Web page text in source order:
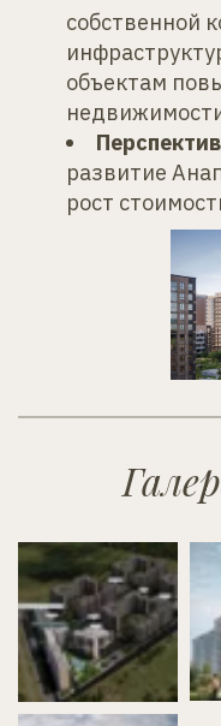
собственной
объектам
развитие
рост